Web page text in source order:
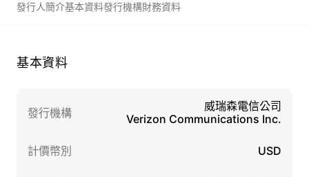
發行人簡介基本資料發行機構財務資料
基本資料
發行機構
威瑞森電信公司
Verizon Communications Inc.
計價幣別 USD